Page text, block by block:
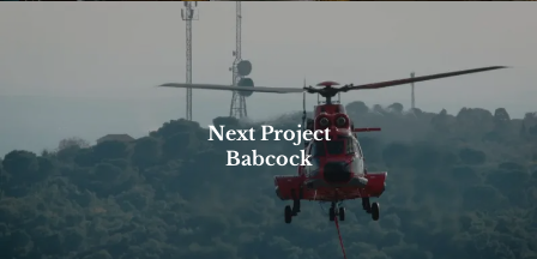
Next Project
Babcock